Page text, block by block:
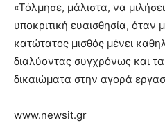
«Τόλμησε, μάλιστα, να
υποκριτική ευαισθησία, όταν
κατώτατος μισθός μένει
διαλύοντας συγχρόνως και
δικαιώματα στην αγορά
www.newsit.gr